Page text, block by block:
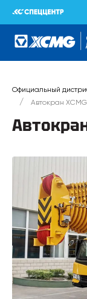
Официальный
/ Автокран XCMG
Автокран